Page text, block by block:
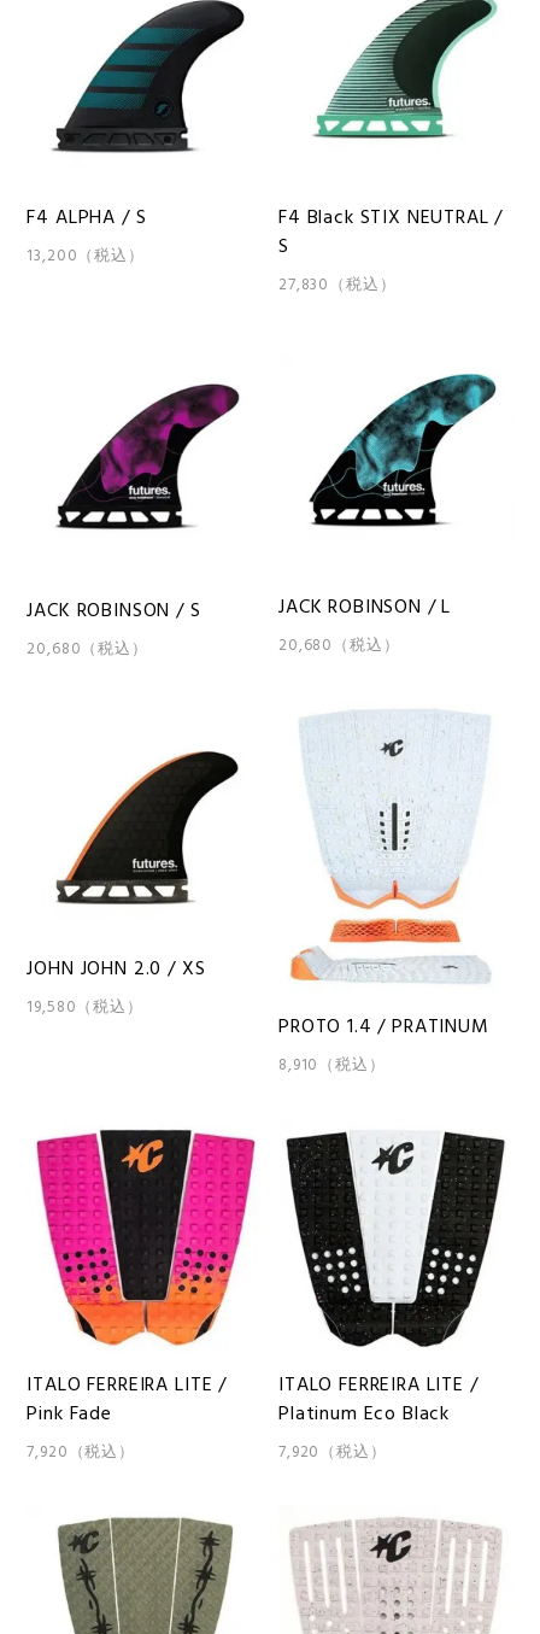
F4 ALPHA / S
13,200（税込）
F4 Black STIX NEUTRAL /
S
27,830（税込）
JACK ROBINSON / S
20,680（税込）
JACK ROBINSON / L
20,680（税込）
JOHN JOHN 2.0 / XS
19,580（税込）
PROTO 1.4 / PRATINUM
8,910（税込）
ITALO FERREIRA LITE /
Pink Fade
7,920（税込）
ITALO FERREIRA LITE /
Platinum Eco Black
7,920（税込）